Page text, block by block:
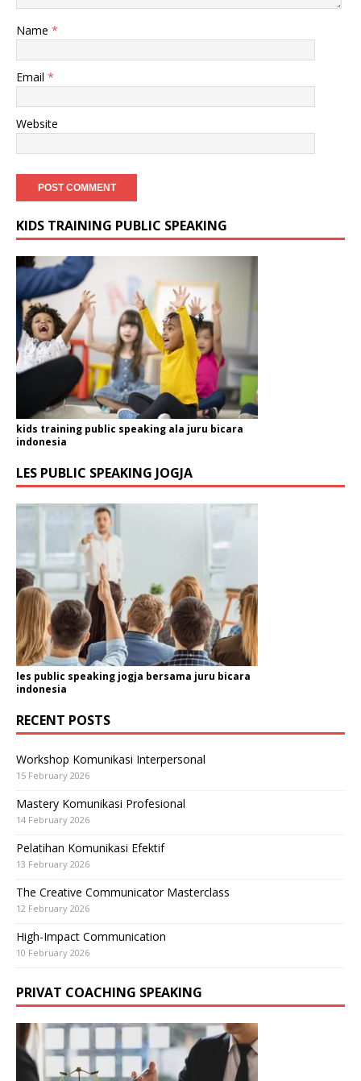
Name *
Email *
Website
KIDS TRAINING PUBLIC SPEAKING
kids training public speaking ala juru bicara
indonesia
LES PUBLIC SPEAKING JOGJA
les public speaking jogja bersama juru bicara
indonesia
RECENT POSTS
Workshop Komunikasi Interpersonal
15 February 2026
Mastery Komunikasi Profesional
14 February 2026
Pelatihan Komunikasi Efektif
13 February 2026
The Creative Communicator Masterclass
12 February 2026
High-Impact Communication
10 February 2026
PRIVAT COACHING SPEAKING